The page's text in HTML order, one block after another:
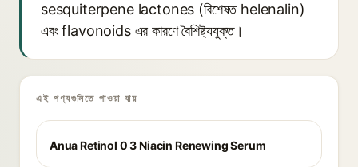
sesquiterpene lactones (বিশেষত helenalin)
এবং flavonoids এর কারণে বৈশিষ্ট্যযুক্ত।
এই পণ্যগুলিতে পাওয়া যায়
Anua Retinol 0 3 Niacin Renewing Serum